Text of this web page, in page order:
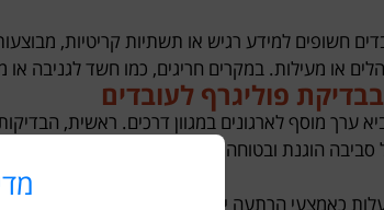
חשופים למידע רגיש או תשתיות קריטיות,
או מעילות. במקרים חריגים, כמו חשד לגניבה
פוליגרף לעובדים
ערך מוסף לארגונים במגוון דרכים. ראשית,
הוגנת ובטוחה.
כאמצעי הרתעה יעיל, ומסייעות במניעת